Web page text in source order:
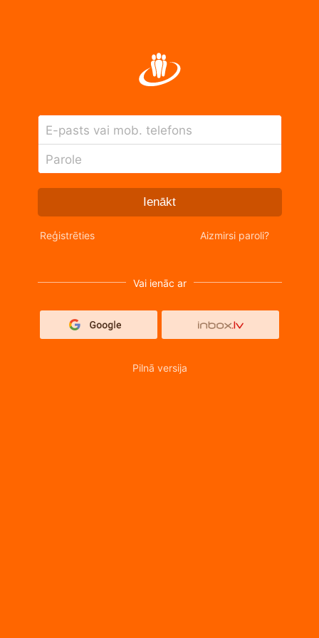
E-pasts vai mob. telefons
Parole
Ienākt
Reģistrēties Aizmirsi paroli?
Vai ienāc ar
Pilnā versija